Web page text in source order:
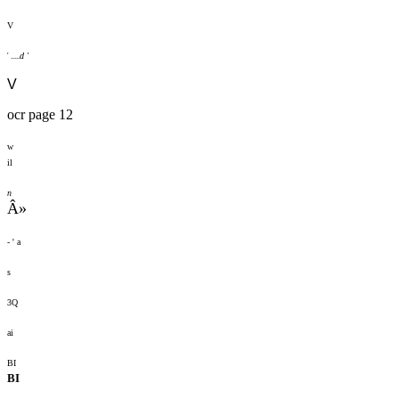
V
' .....d '
V
ocr page 12
w
il
n
Â»
- ' a
s
3Q
ai
BI
BI